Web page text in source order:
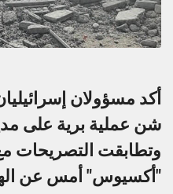
أكد مسؤولان
شن عملية برية على
وتطابقت التصريحات
"أكسيوس" أمس عن